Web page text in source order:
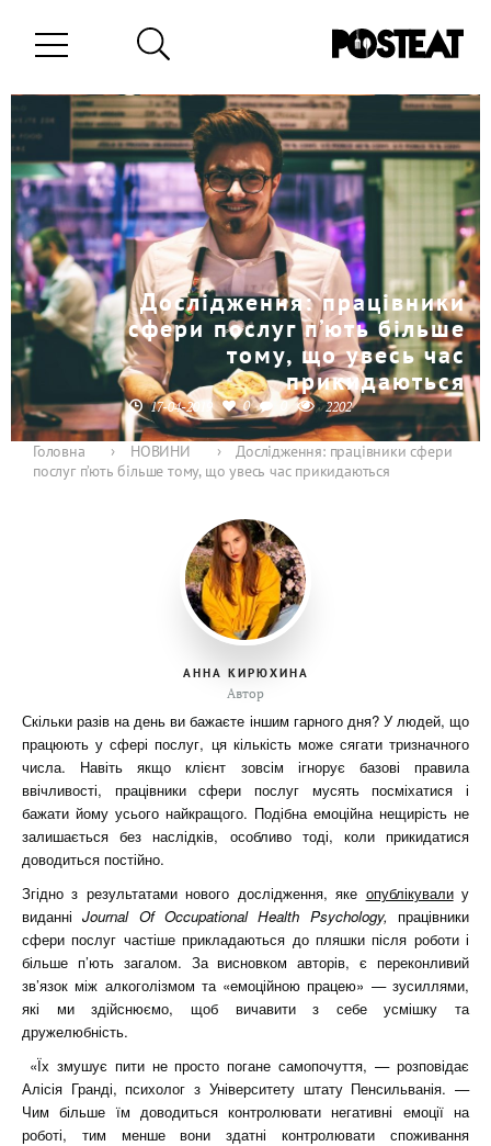
Дослідження: працівники
сфери послуг п’ють більше
тому, що увесь час
прикидаються
17-04-2019 0 0 2202
Головна › НОВИНИ ›
Дослідження: працівники сфери
послуг п’ють більше тому, що увесь час прикидаються
АННА КИРЮХИНА
Автор
Скільки разів на день ви бажаєте іншим гарного дня? У людей, що
працюють у сфері послуг, ця кількість може сягати тризначного
числа. Навіть якщо клієнт зовсім ігнорує базові правила
ввічливості, працівники сфери послуг мусять посміхатися і
бажати йому усього найкращого. Подібна емоційна нещирість не
залишається без наслідків, особливо тоді, коли прикидатися
доводиться постійно.
Згідно з результатами нового дослідження, яке опублікувалиу
виданніJournal Of Occupational Health Psychology, працівники
сфери послуг частіше прикладаються до пляшки після роботи і
більше п’ють загалом. За висновком авторів, є переконливий
зв’язок між алкоголізмом та «емоційною працею» — зусиллями,
які ми здійснюємо, щоб вичавити з себе усмішку та
дружелюбність.
«Їх змушує пити не просто погане самопочуття, — розповідає
Алісія Гранді, психолог з Університету штату Пенсильванія. —
Чим більше їм доводиться контролювати негативні емоції на
роботі, тим менше вони здатні контролювати споживання